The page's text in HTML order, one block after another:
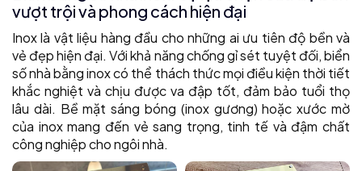
vượt trội và phong cách hiện đại
Inox là vật liệu hàng đầu cho những ai ưu tiên độ bền và
vẻ đẹp hiện đại. Với khả năng chống gỉ sét tuyệt đối, biển
số nhà bằng inox có thể thách thức mọi điều kiện thời tiết
khắc nghiệt và chịu được va đập tốt, đảm bảo tuổi thọ
lâu dài. Bề mặt sáng bóng (inox gương) hoặc xước mờ
của inox mang đến vẻ sang trọng, tinh tế và đậm chất
công nghiệp cho ngôi nhà.